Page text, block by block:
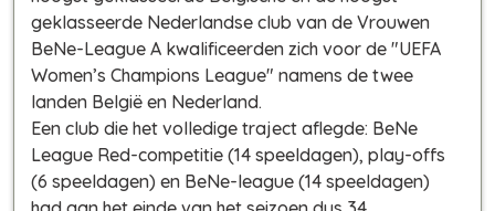
geklasseerde Nederlandse club van de Vrouwen
BeNe-League A kwalificeerden zich voor de "UEFA
Women’s Champions League" namens de twee
landen België en Nederland.
Een club die het volledige traject aflegde: BeNe
League Red-competitie (14 speeldagen), play-offs
(6 speeldagen) en BeNe-league (14 speeldagen)